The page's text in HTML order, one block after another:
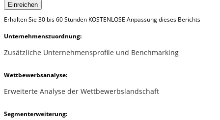
Einreichen
Erhalten Sie 30 bis 60 Stunden KOSTENLOSE Anpassung dieses Berichts
Unternehmenszuordnung:
Zusätzliche Unternehmensprofile und Benchmarking
Wettbewerbsanalyse:
Erweiterte Analyse der Wettbewerbslandschaft
Segmenterweiterung: